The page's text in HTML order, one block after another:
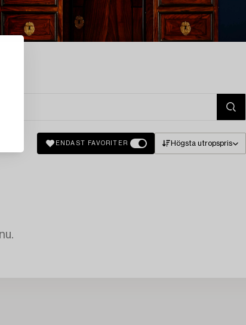
ENDAST FAVORITER Högsta utropspris